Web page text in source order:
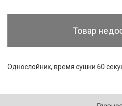
Товар
Однослойник, время сушки 60